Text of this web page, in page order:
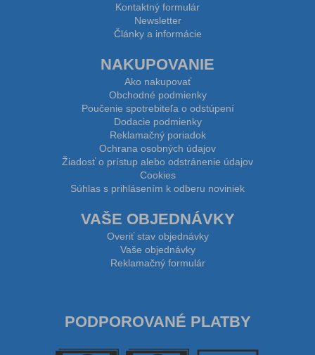
Kontaktný formulár
Newsletter
Články a informácie
NAKUPOVANIE
Ako nakupovať
Obchodné podmienky
Poučenie spotrebiteľa o odstúpení
Dodacie podmienky
Reklamačný poriadok
Ochrana osobných údajov
Žiadosť o prístup alebo odstránenie údajov
Cookies
Súhlas s prihlásením k odberu noviniek
VAŠE OBJEDNÁVKY
Overiť stav objednávky
Vaše objednávky
Reklamačný formulár
PODPOROVANÉ PLATBY